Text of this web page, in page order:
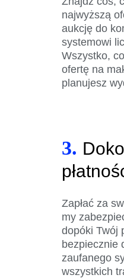
najwyższą
aukcję do
systemowi
Wszystko,
ofertę na
planujesz
3.
Zapłać za
my
dopóki Twój
bezpiecznie
zaufanego
wszystkich